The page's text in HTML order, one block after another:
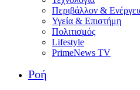
Περιβάλλον &
Υγεία & Επιστήμη
Πολιτισμός
Lifestyle
PrimeNews TV
Ροή